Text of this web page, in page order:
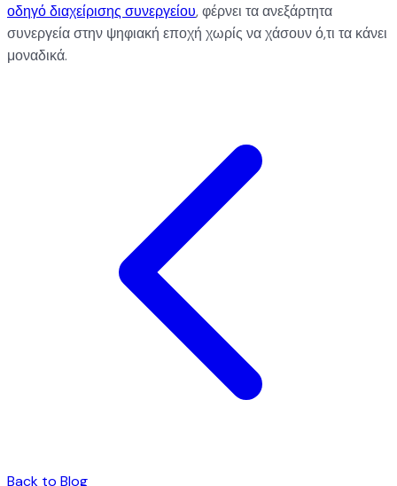
οδηγό διαχείρισης συνεργείου, φέρνει τα ανεξάρτητα
συνεργεία στην ψηφιακή εποχή χωρίς να χάσουν ό,τι τα κάνει
μοναδικά.
Back to Blog